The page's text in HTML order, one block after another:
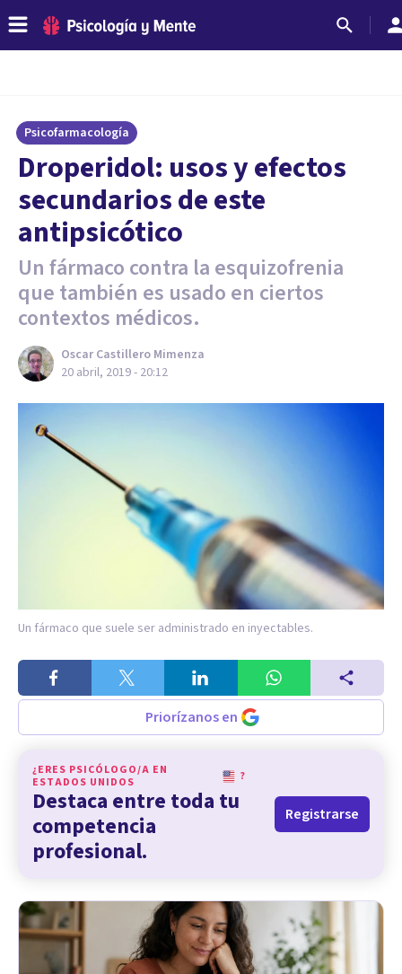
Psicofarmacología
Droperidol: usos y efectos
secundarios de este
antipsicótico
Un fármaco contra la esquizofrenia
que también es usado en ciertos
contextos médicos.
Oscar Castillero Mimenza
20 abril, 2019 - 20:12
Un fármaco que suele ser administrado en inyectables.
Priorízanos en
¿ERES PSICÓLOGO/A EN
ESTADOS UNIDOS
?
Destaca entre toda tu
competencia
profesional.
Registrarse